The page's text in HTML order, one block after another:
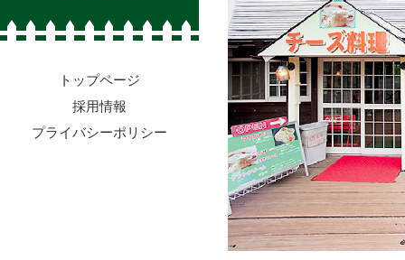
トップページ
採用情報
プライバシーポリシー